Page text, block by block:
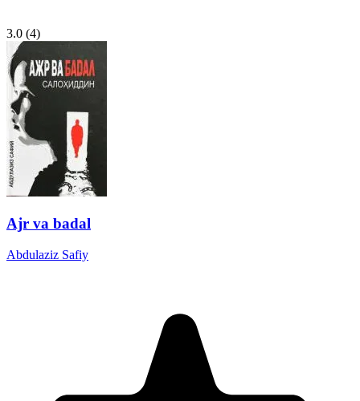
3.0 (4)
Ajr va badal
Abdulaziz Safiy